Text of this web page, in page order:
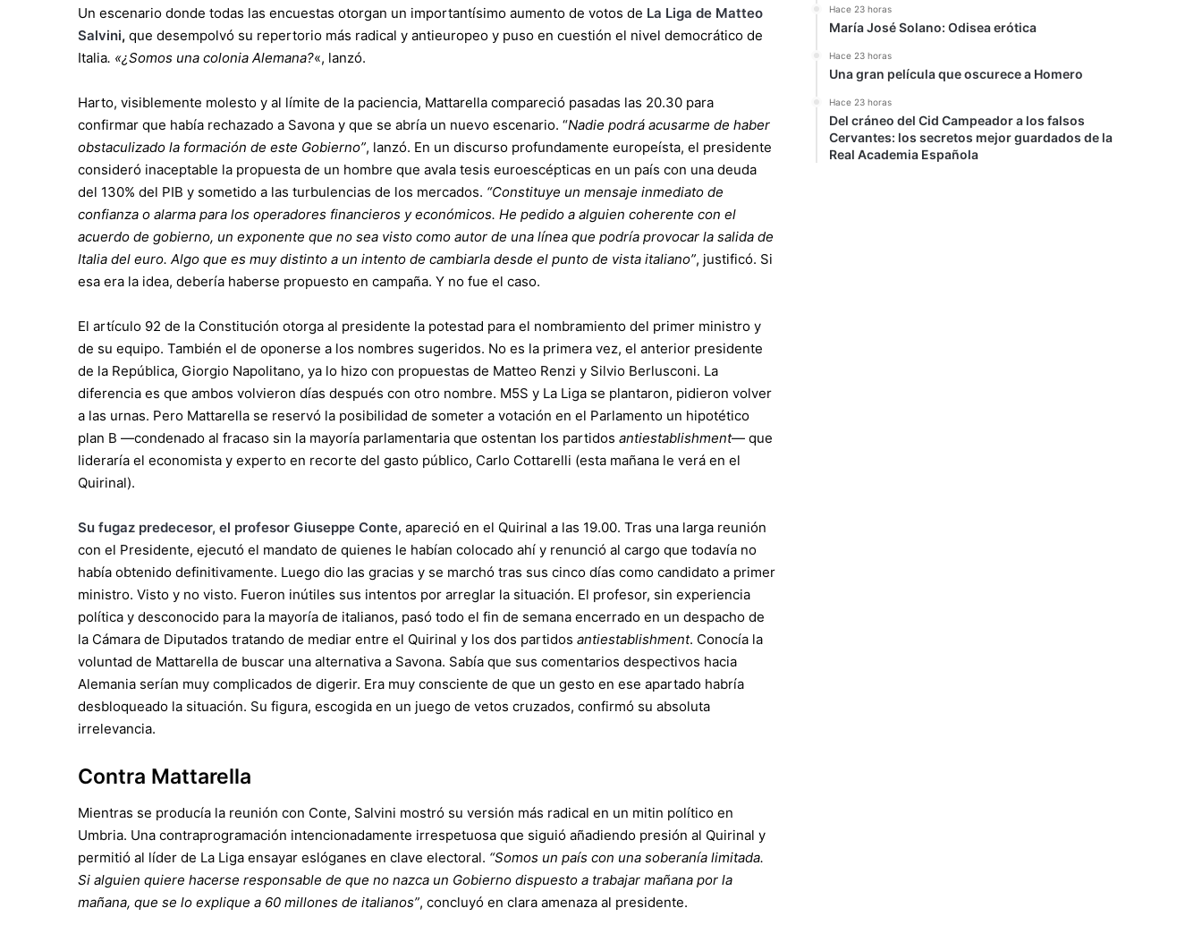
Un escenario donde todas las encuestas otorgan un importantísimo aumento de votos de La Liga de Matteo
Salvini, que desempolvó su repertorio más radical y antieuropeo y puso en cuestión el nivel democrático de
Italia. «¿Somos una colonia Alemana?«, lanzó.
Harto, visiblemente molesto y al límite de la paciencia, Mattarella compareció pasadas las 20.30 para
confirmar que había rechazado a Savona y que se abría un nuevo escenario. “Nadie podrá acusarme de haber
obstaculizado la formación de este Gobierno”, lanzó. En un discurso profundamente europeísta, el presidente
consideró inaceptable la propuesta de un hombre que avala tesis euroescépticas en un país con una deuda
del 130% del PIB y sometido a las turbulencias de los mercados. “Constituye un mensaje inmediato de
confianza o alarma para los operadores financieros y económicos. He pedido a alguien coherente con el
acuerdo de gobierno, un exponente que no sea visto como autor de una línea que podría provocar la salida de
Italia del euro. Algo que es muy distinto a un intento de cambiarla desde el punto de vista italiano”, justificó. Si
esa era la idea, debería haberse propuesto en campaña. Y no fue el caso.
El artículo 92 de la Constitución otorga al presidente la potestad para el nombramiento del primer ministro y
de su equipo. También el de oponerse a los nombres sugeridos. No es la primera vez, el anterior presidente
de la República, Giorgio Napolitano, ya lo hizo con propuestas de Matteo Renzi y Silvio Berlusconi. La
diferencia es que ambos volvieron días después con otro nombre. M5S y La Liga se plantaron, pidieron volver
a las urnas. Pero Mattarella se reservó la posibilidad de someter a votación en el Parlamento un hipotético
plan B —condenado al fracaso sin la mayoría parlamentaria que ostentan los partidos antiestablishment— que
lideraría el economista y experto en recorte del gasto público, Carlo Cottarelli (esta mañana le verá en el
Quirinal).
Su fugaz predecesor, el profesor Giuseppe Conte, apareció en el Quirinal a las 19.00. Tras una larga reunión
con el Presidente, ejecutó el mandato de quienes le habían colocado ahí y renunció al cargo que todavía no
había obtenido definitivamente. Luego dio las gracias y se marchó tras sus cinco días como candidato a primer
ministro. Visto y no visto. Fueron inútiles sus intentos por arreglar la situación. El profesor, sin experiencia
política y desconocido para la mayoría de italianos, pasó todo el fin de semana encerrado en un despacho de
la Cámara de Diputados tratando de mediar entre el Quirinal y los dos partidos antiestablishment. Conocía la
voluntad de Mattarella de buscar una alternativa a Savona. Sabía que sus comentarios despectivos hacia
Alemania serían muy complicados de digerir. Era muy consciente de que un gesto en ese apartado habría
desbloqueado la situación. Su figura, escogida en un juego de vetos cruzados, confirmó su absoluta
irrelevancia.
Contra Mattarella
Mientras se producía la reunión con Conte, Salvini mostró su versión más radical en un mitin político en
Umbria. Una contraprogramación intencionadamente irrespetuosa que siguió añadiendo presión al Quirinal y
permitió al líder de La Liga ensayar eslóganes en clave electoral. “Somos un país con una soberanía limitada.
Si alguien quiere hacerse responsable de que no nazca un Gobierno dispuesto a trabajar mañana por la
mañana, que se lo explique a 60 millones de italianos”, concluyó en clara amenaza al presidente.
Hace 23 horas
María José Solano: Odisea erótica
Hace 23 horas
Una gran película que oscurece a Homero
Hace 23 horas
Del cráneo del Cid Campeador a los falsos
Cervantes: los secretos mejor guardados de la
Real Academia Española